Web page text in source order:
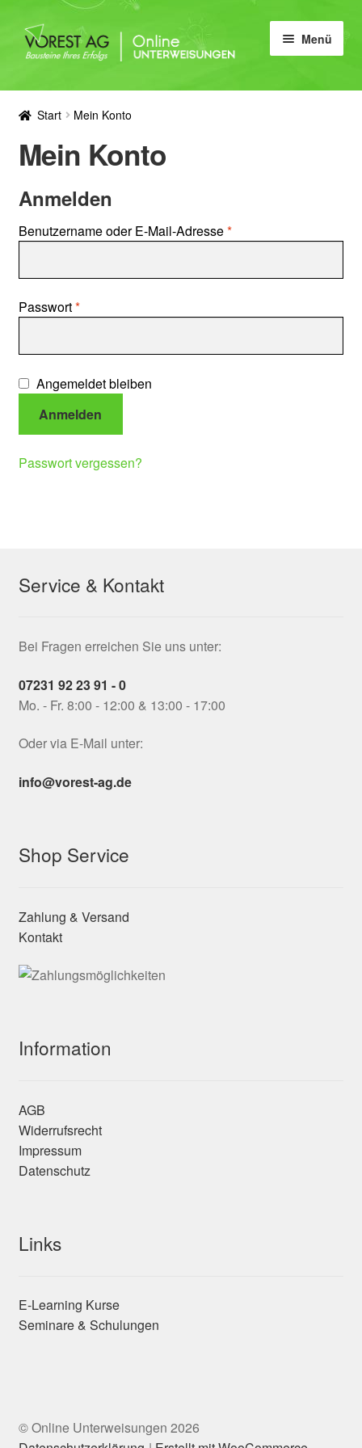
Zur
Navigation
Zum
Inhalt
Menü
Home
Start Mein Konto
Mein Konto
Anmelden
Benutzername oder E-Mail-Adresse*Erforderlich
Passwort*Erforderlich
Angemeldet bleiben
Anmelden
Passwort vergessen?
Service & Kontakt
Bei Fragen erreichen Sie uns unter:
07231 92 23 91 - 0
Mo. - Fr. 8:00 - 12:00 & 13:00 - 17:00
Oder via E-Mail unter:
info@vorest-ag.de
Shop Service
Zahlung & Versand
Kontakt
Information
AGB
Widerrufsrecht
Impressum
Datenschutz
Links
E-Learning Kurse
Seminare & Schulungen
© Online Unterweisungen 2026